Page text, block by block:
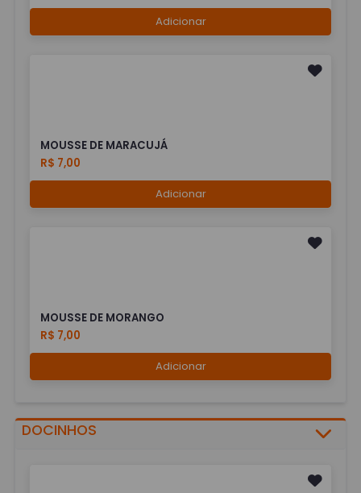
Adicionar
MOUSSE DE MARACUJÁ
R$ 7,00
Adicionar
MOUSSE DE MORANGO
R$ 7,00
Adicionar
DOCINHOS